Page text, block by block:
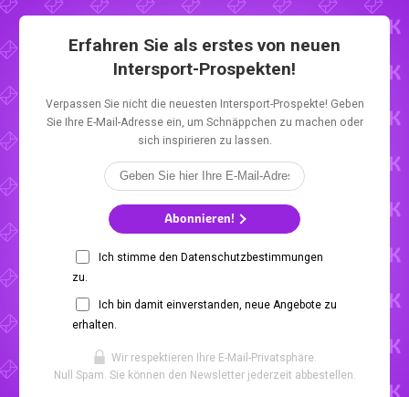
Erfahren Sie als erstes von neuen
Intersport-Prospekten!
Verpassen Sie nicht die neuesten Intersport-Prospekte! Geben
Sie Ihre E-Mail-Adresse ein, um Schnäppchen zu machen oder
sich inspirieren zu lassen.
Abonnieren!
Ich stimme den Datenschutzbestimmungen
zu.
Ich bin damit einverstanden, neue Angebote zu
erhalten.
Wir respektieren Ihre E-Mail-Privatsphäre.
Null Spam. Sie können den Newsletter jederzeit abbestellen.